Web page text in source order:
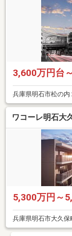
3,600万円台
兵庫県明石市松の内
ワコーレ明石大
5,300万円～
兵庫県明石市大久保